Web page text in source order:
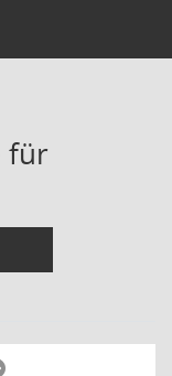
für